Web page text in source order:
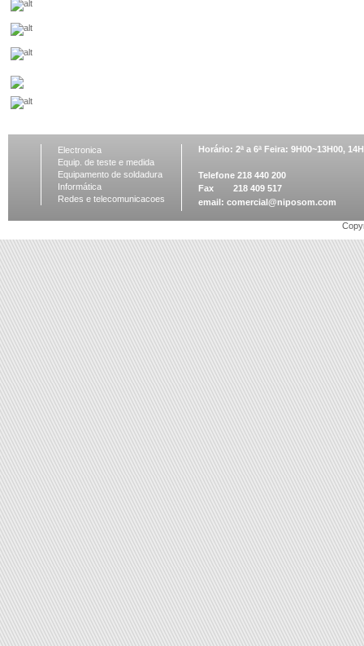
Electronica
Equip. de teste e medida
Equipamento de soldadura
Informática
Redes e telecomunicacoes
Horário: 2ª a 6ª Feira: 9H00~13H00,
Telefone 218 440 200
Fax 218 409 517
email: comercial@niposom.com